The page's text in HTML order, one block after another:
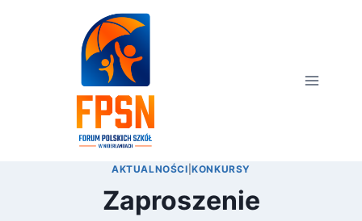
AKTUALNOŚCI |KONKURSY
Zaproszenie